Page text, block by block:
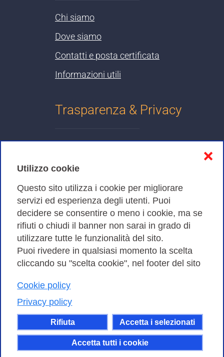
Utilizzo cookie
Questo sito utilizza i cookie per migliorare
servizi ed esperienza degli utenti. Puoi
decidere se consentire o meno i cookie, ma se
rifiuti o chiudi il banner non sarai in grado di
utilizzare tutte le funzionalità del sito.
Puoi rivedere in qualsiasi momento la scelta
cliccando su "scelta cookie", nel footer del sito
Cookie policy
Privacy policy
Rifiuta Accetta i selezionati
Accetta tutti i cookie
❌
Chi siamo
Dove siamo
Contatti e posta certificata
Informazioni utili
Trasparenza & Privacy
Cookies Policy
Amministrazione trasparente
Bandi di Gara
Consortium GARR - Via dei Tizii, 6 - 00185 Roma | Tel.
| CF 97284570583 – PI 07577141000 | Codice
Destinatario 7EU9KEU |
Il contenuto di questo sito e' rilasciato, tranne dove
altrimenti indicato, secondo i termini della licenza
Creative Commons